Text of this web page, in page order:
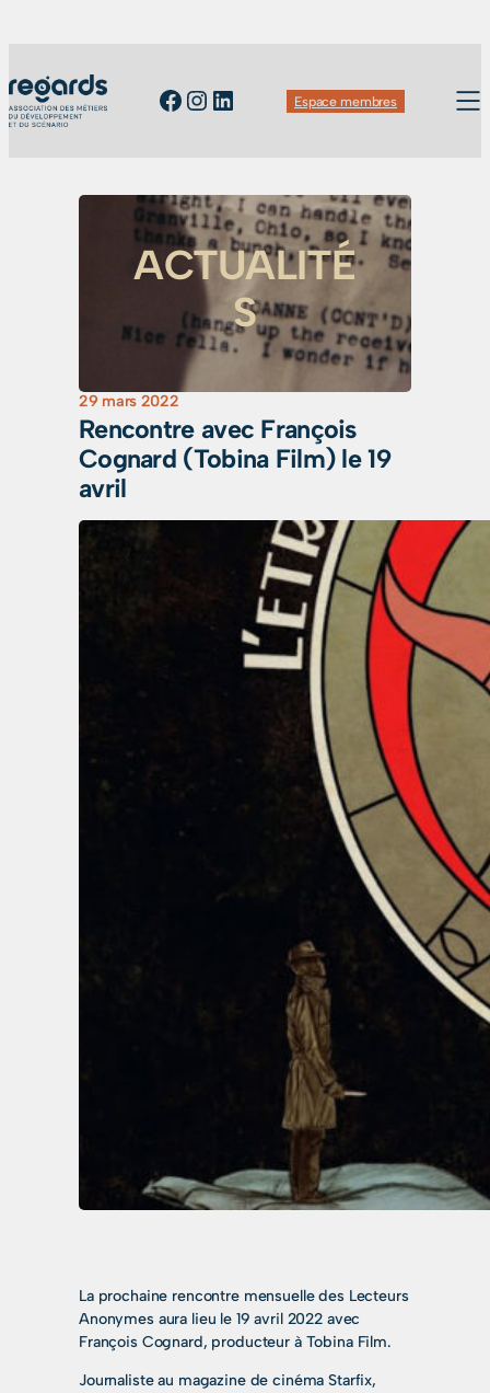
Facebook
Instagram
LinkedInEspace membres
ACTUALITÉ
S
29 mars 2022
Rencontre avec François
Cognard (Tobina Film) le 19
avril
La prochaine rencontre mensuelle des Lecteurs
Anonymes aura lieu le 19 avril 2022 avec
François Cognard, producteur à Tobina Film.
Journaliste au magazine de cinéma Starfix,